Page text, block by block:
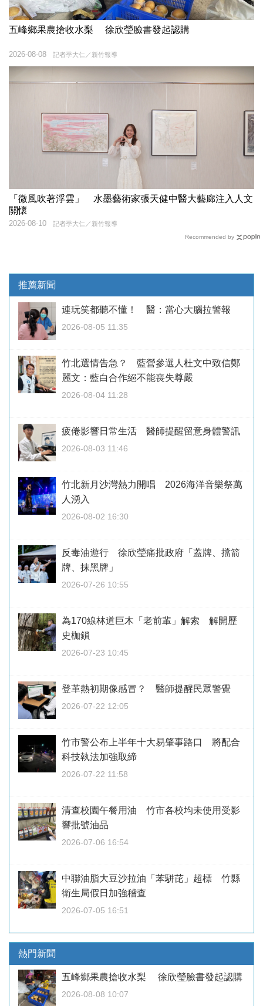
五峰鄉果農搶收水梨 徐欣瑩臉書發起認購
記者季大仁／新竹報導
2026-08-08
「微風吹著浮雲」 水墨藝術家張天健中醫大藝廊注入人文
關懷
記者季大仁／新竹報導
2026-08-10
Recommended by
推薦新聞
連玩笑都聽不懂！ 醫：當心大腦拉警報
2026-08-05 11:35
竹北選情告急？ 藍營參選人杜文中致信鄭
麗文：藍白合作絕不能喪失尊嚴
2026-08-04 11:28
疲倦影響日常生活 醫師提醒留意身體警訊
2026-08-03 11:46
竹北新月沙灣熱力開唱 2026海洋音樂祭萬
人湧入
2026-08-02 16:30
反毒油遊行 徐欣瑩痛批政府「蓋牌、擋箭
牌、抹黑牌」
2026-07-26 10:55
為170線林道巨木「老前輩」解索 解開歷
史枷鎖
2026-07-23 10:45
登革熱初期像感冒？ 醫師提醒民眾警覺
2026-07-22 12:05
竹市警公布上半年十大易肇事路口 將配合
科技執法加強取締
2026-07-22 11:58
清查校園午餐用油 竹市各校均未使用受影
響批號油品
2026-07-06 16:54
中聯油脂大豆沙拉油「苯駢芘」超標 竹縣
衛生局假日加強稽查
2026-07-05 16:51
熱門新聞
五峰鄉果農搶收水梨 徐欣瑩臉書發起認購
2026-08-08 10:07